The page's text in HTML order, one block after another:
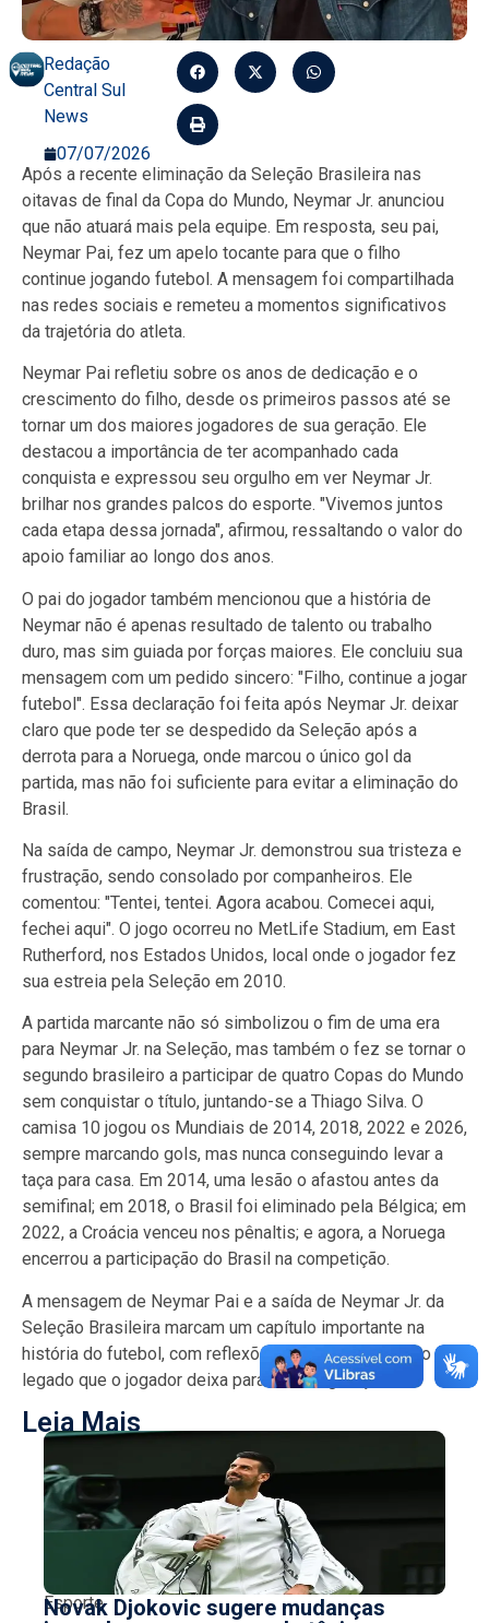
Redação
Central Sul
News
07/07/2026
Após a recente eliminação da Seleção Brasileira nas
oitavas de final da Copa do Mundo, Neymar Jr. anunciou
que não atuará mais pela equipe. Em resposta, seu pai,
Neymar Pai, fez um apelo tocante para que o filho
continue jogando futebol. A mensagem foi compartilhada
nas redes sociais e remeteu a momentos significativos
da trajetória do atleta.
Neymar Pai refletiu sobre os anos de dedicação e o
crescimento do filho, desde os primeiros passos até se
tornar um dos maiores jogadores de sua geração. Ele
destacou a importância de ter acompanhado cada
conquista e expressou seu orgulho em ver Neymar Jr.
brilhar nos grandes palcos do esporte. "Vivemos juntos
cada etapa dessa jornada", afirmou, ressaltando o valor do
apoio familiar ao longo dos anos.
O pai do jogador também mencionou que a história de
Neymar não é apenas resultado de talento ou trabalho
duro, mas sim guiada por forças maiores. Ele concluiu sua
mensagem com um pedido sincero: "Filho, continue a jogar
futebol". Essa declaração foi feita após Neymar Jr. deixar
claro que pode ter se despedido da Seleção após a
derrota para a Noruega, onde marcou o único gol da
partida, mas não foi suficiente para evitar a eliminação do
Brasil.
Na saída de campo, Neymar Jr. demonstrou sua tristeza e
frustração, sendo consolado por companheiros. Ele
comentou: "Tentei, tentei. Agora acabou. Comecei aqui,
fechei aqui". O jogo ocorreu no MetLife Stadium, em East
Rutherford, nos Estados Unidos, local onde o jogador fez
sua estreia pela Seleção em 2010.
A partida marcante não só simbolizou o fim de uma era
para Neymar Jr. na Seleção, mas também o fez se tornar o
segundo brasileiro a participar de quatro Copas do Mundo
sem conquistar o título, juntando-se a Thiago Silva. O
camisa 10 jogou os Mundiais de 2014, 2018, 2022 e 2026,
sempre marcando gols, mas nunca conseguindo levar a
taça para casa. Em 2014, uma lesão o afastou antes da
semifinal; em 2018, o Brasil foi eliminado pela Bélgica; em
2022, a Croácia venceu nos pênaltis; e agora, a Noruega
encerrou a participação do Brasil na competição.
A mensagem de Neymar Pai e a saída de Neymar Jr. da
Seleção Brasileira marcam um capítulo importante na
história do futebol, com reflexões sobre a carreira e o
legado que o jogador deixa para futuras gerações.
Leia Mais
Esporte
Novak Djokovic sugere mudanças